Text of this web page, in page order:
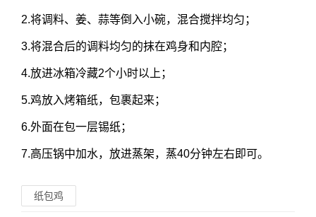
2.将调料、姜、蒜等倒入小碗，混合搅拌均匀；
3.将混合后的调料均匀的抹在鸡身和内腔；
4.放进冰箱冷藏2个小时以上；
5.鸡放入烤箱纸，包裹起来；
6.外面在包一层锡纸；
7.高压锅中加水，放进蒸架，蒸40分钟左右即可。
纸包鸡